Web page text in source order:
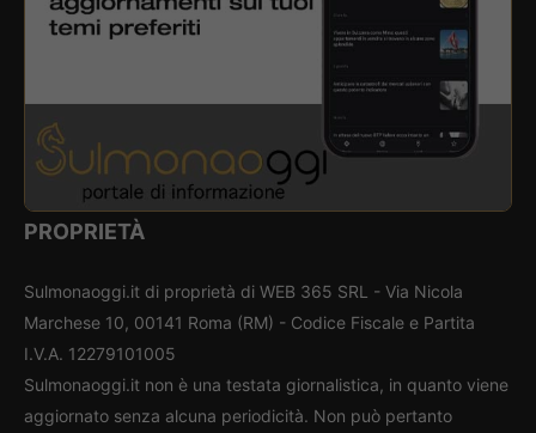
PROPRIETÀ
Sulmonaoggi.it di proprietà di WEB 365 SRL - Via Nicola
Marchese 10, 00141 Roma (RM) - Codice Fiscale e Partita
I.V.A. 12279101005
Sulmonaoggi.it non è una testata giornalistica, in quanto viene
aggiornato senza alcuna periodicità. Non può pertanto